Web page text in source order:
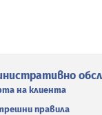
на клиента
правила